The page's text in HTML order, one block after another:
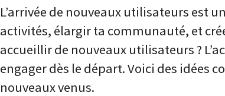
L’arrivée de nouveaux utilisateurs est
activités, élargir ta communauté, et
accueillir de nouveaux utilisateurs ?
engager dès le départ. Voici des idées
nouveaux venus.